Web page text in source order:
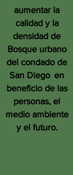
aumentar la
calidad y la
densidad de
Bosque urbano
del condado de
San Diego en
beneficio de las
personas, el
medio ambiente
y el futuro.